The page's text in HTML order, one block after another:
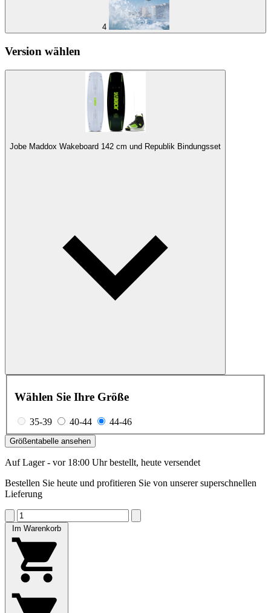
4
Version wählen
Jobe Maddox Wakeboard 142 cm und Republik Bindungsset
Wählen Sie Ihre Größe
35-39 40-44 44-46
Größentabelle ansehen
Auf Lager - vor 18:00 Uhr bestellt, heute versendet
Bestellen Sie heute und profitieren Sie von unserer superschnellen
Lieferung
Im Warenkorb